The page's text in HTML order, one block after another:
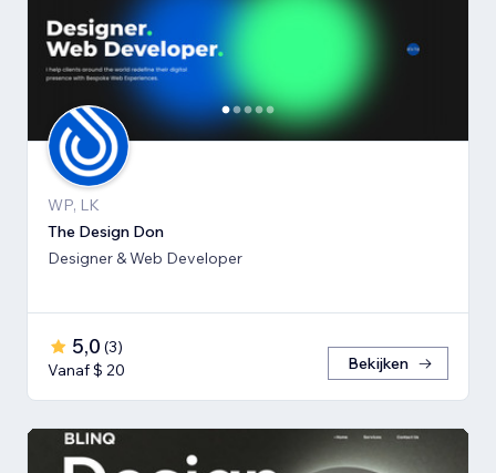
WP, LK
The Design Don
Designer & Web Developer
5,0 (3)
Vanaf $ 20
Bekijken